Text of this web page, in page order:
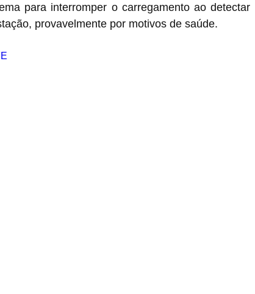
para interromper o carregamento ao
provavelmente por motivos de saúde.